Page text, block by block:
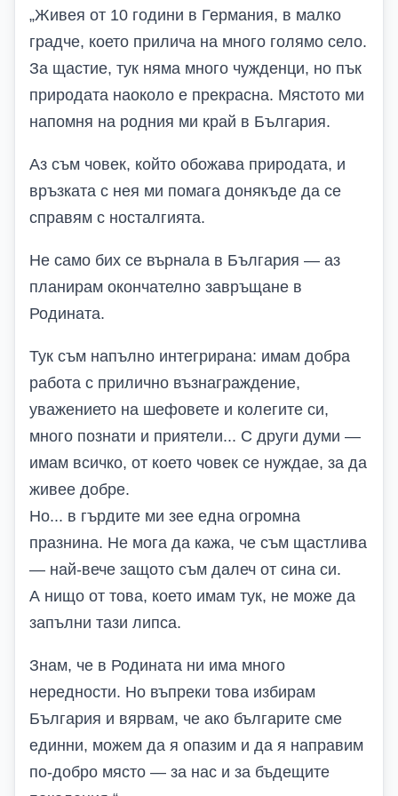
„Живея от 10 години в Германия, в малко
градче, което прилича на много голямо село.
За щастие, тук няма много чужденци, но пък
природата наоколо е прекрасна. Мястото ми
напомня на родния ми край в България.
Аз съм човек, който обожава природата, и
връзката с нея ми помага донякъде да се
справям с носталгията.
Не само бих се върнала в България — аз
планирам окончателно завръщане в
Родината.
Тук съм напълно интегрирана: имам добра
работа с прилично възнаграждение,
уважението на шефовете и колегите си,
много познати и приятели... С други думи —
имам всичко, от което човек се нуждае, за да
живее добре.
Но... в гърдите ми зее една огромна
празнина. Не мога да кажа, че съм щастлива
— най-вече защото съм далеч от сина си.
А нищо от това, което имам тук, не може да
запълни тази липса.
Знам, че в Родината ни има много
нередности. Но въпреки това избирам
България и вярвам, че ако българите сме
единни, можем да я опазим и да я направим
по-добро място — за нас и за бъдещите